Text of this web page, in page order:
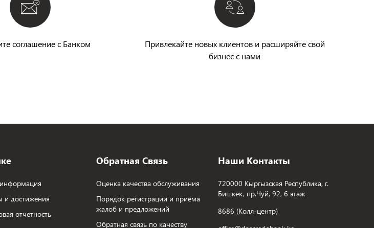
соглашение с Банком
Привлекайте новых клиентов и расширяйте свой
бизнес с нами
и достижения
отчетность
Обратная Связь
Оценка качества обслуживания
Порядок регистрации и приема
жалоб и предложений
Обратная связь по качеству
Наши Контакты
720000 Кыргызская Республика, г.
Бишкек, пр.Чуй, 92, 6 этаж
8686 (Колл-центр)